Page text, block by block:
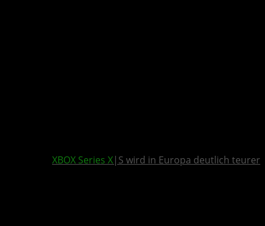
XBOX Series X|S wird in Europa deutlich teurer